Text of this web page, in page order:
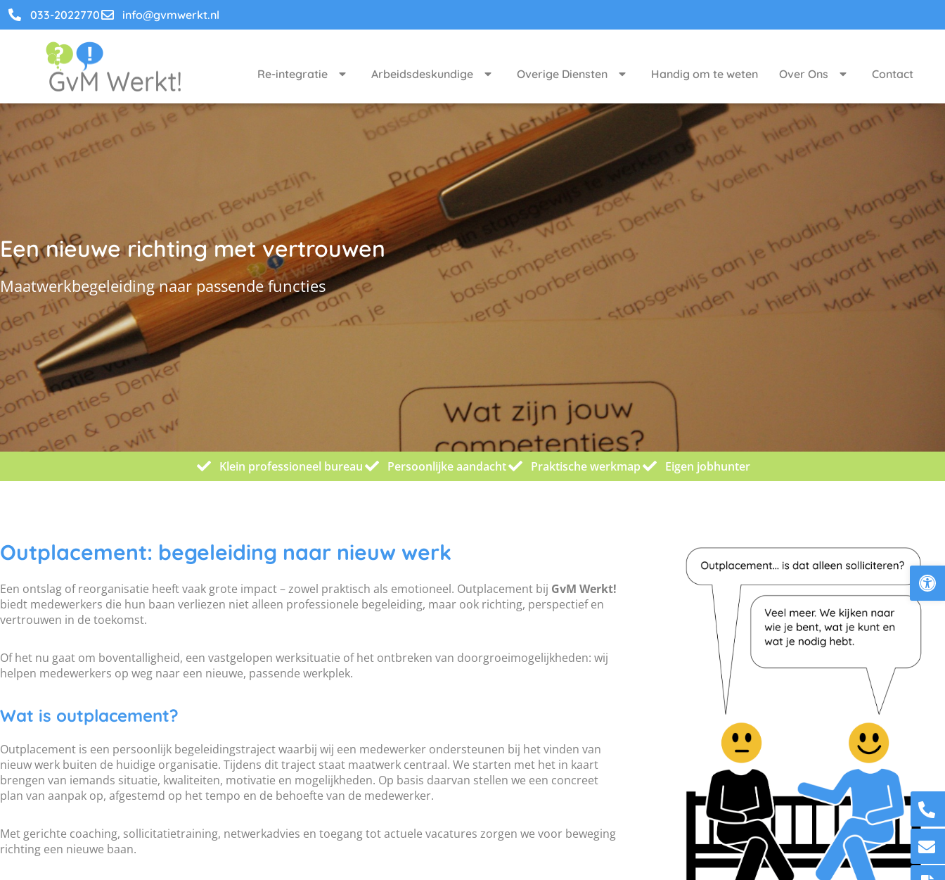
033-2022770 info@gvmwerkt.nl
Re-integratie Arbeidsdeskundige Overige Diensten Handig om te weten Over Ons Contact
Een nieuwe richting met vertrouwen
Maatwerkbegeleiding naar passende functies
Klein professioneel bureau Persoonlijke aandacht Praktische werkmap Eigen jobhunter
Outplacement: begeleiding naar nieuw werk
Een ontslag of reorganisatie heeft vaak grote impact – zowel praktisch als emotioneel. Outplacement bij GvM Werkt!
biedt medewerkers die hun baan verliezen niet alleen professionele begeleiding, maar ook richting, perspectief en
vertrouwen in de toekomst.
Of het nu gaat om boventalligheid, een vastgelopen werksituatie of het ontbreken van doorgroeimogelijkheden: wij
helpen medewerkers op weg naar een nieuwe, passende werkplek.
Wat is outplacement?
Outplacement is een persoonlijk begeleidingstraject waarbij wij een medewerker ondersteunen bij het vinden van
nieuw werk buiten de huidige organisatie. Tijdens dit traject staat maatwerk centraal. We starten met het in kaart
brengen van iemands situatie, kwaliteiten, motivatie en mogelijkheden. Op basis daarvan stellen we een concreet
plan van aanpak op, afgestemd op het tempo en de behoefte van de medewerker.
Met gerichte coaching, sollicitatietraining, netwerkadvies en toegang tot actuele vacatures zorgen we voor beweging
richting een nieuwe baan.